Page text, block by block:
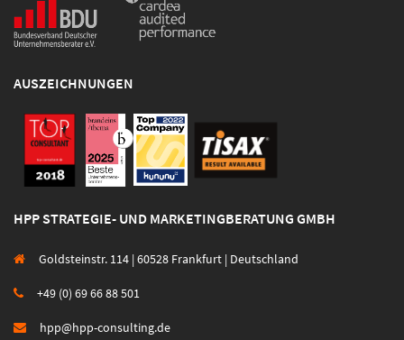
AUSZEICHNUNGEN
HPP STRATEGIE- UND MARKETINGBERATUNG GMBH
Goldsteinstr. 114 | 60528 Frankfurt | Deutschland
+49 (0) 69 66 88 501
hpp@hpp-consulting.de